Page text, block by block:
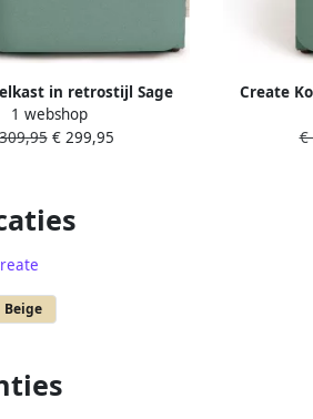
in retrostijl Sage
FRIDGE RETRO 48L
1 webshop
€ 299,95
Create
Handvat
€
Beige